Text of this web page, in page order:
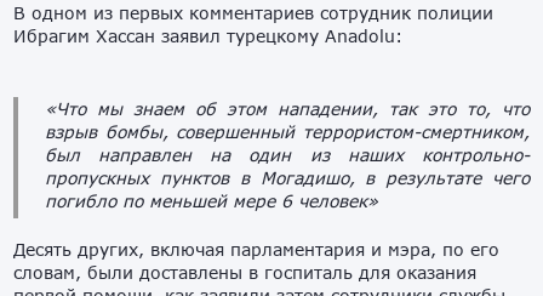
В одном из первых комментариев сотрудник полиции
Ибрагим Хассан заявил турецкому Anadolu:
«Что мы знаем об этом нападении, так это то, что
взрыв бомбы, совершенный террористом-смертником,
был направлен на один из наших контрольно-
пропускных пунктов в Могадишо, в результате чего
погибло по меньшей мере 6 человек»
Десять других, включая парламентария и мэра, по его
словам, были доставлены в госпиталь для оказания